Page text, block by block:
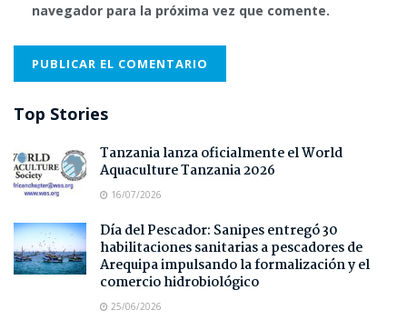
navegador para la próxima vez que comente.
Top Stories
Tanzania lanza oficialmente el World
Aquaculture Tanzania 2026
16/07/2026
Día del Pescador: Sanipes entregó 30
habilitaciones sanitarias a pescadores de
Arequipa impulsando la formalización y el
comercio hidrobiológico
25/06/2026